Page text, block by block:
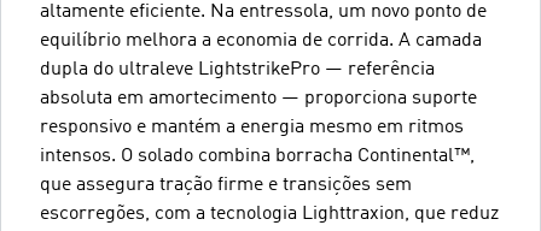
altamente eficiente. Na entressola, um novo ponto de
equilíbrio melhora a economia de corrida. A camada
dupla do ultraleve LightstrikePro — referência
absoluta em amortecimento — proporciona suporte
responsivo e mantém a energia mesmo em ritmos
intensos. O solado combina borracha Continental™,
que assegura tração firme e transições sem
escorregões, com a tecnologia Lighttraxion, que reduz